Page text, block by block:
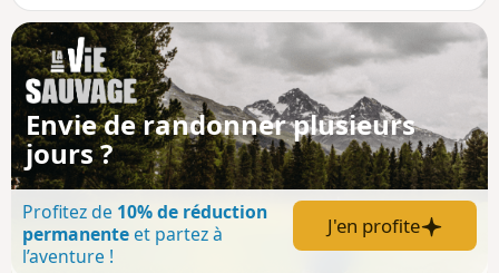
Envie de randonner plusieurs
jours ?
Profitez de 10% de réduction
permanenteet partez à
l’aventure !
J'en profite